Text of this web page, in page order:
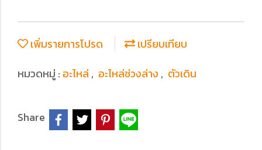
เพิ่มรายการโปรด
เปรียบเทียบ
หมวดหมู่ : อะไหล่ , อะไหล่ช่วงล่าง , ตัวเดิน
Share